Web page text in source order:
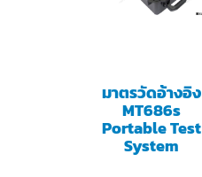
มาตรวัดอ้างอิง
MT686s
Portable Test
System